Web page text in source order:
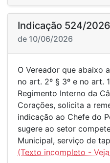
Indicação 524/2026
de 10/06/2026
O Vereador que abaixo
no art. 2º § 3º e no art.
Regimento Interno da
Corações, solicita a
indicação ao Chefe do
sugere ao setor
Municipal, serviço de